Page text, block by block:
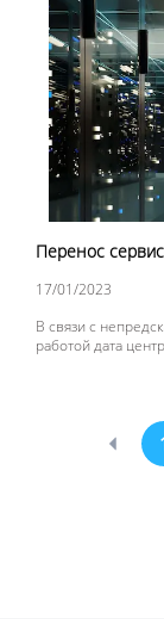
Перенос
17/01/2023
В связи с
работой дата